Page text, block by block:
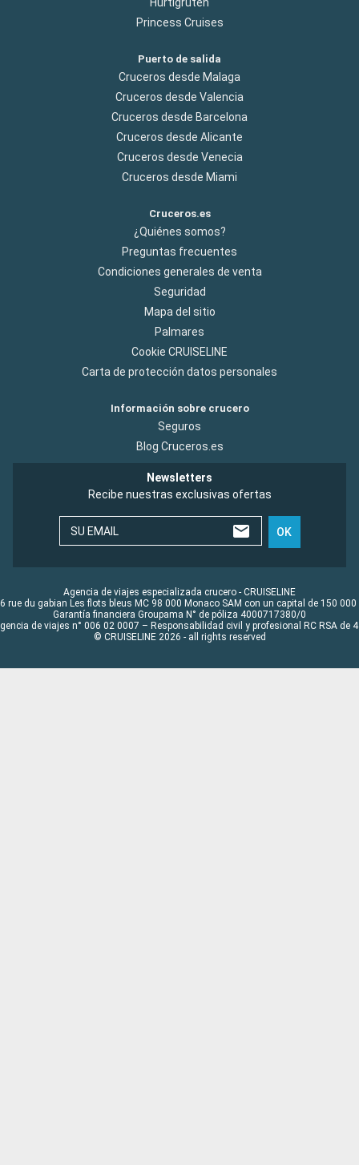
Princess Cruises
Puerto de salida
Cruceros desde Malaga
Cruceros desde Valencia
Cruceros desde Barcelona
Cruceros desde Alicante
Cruceros desde Venecia
Cruceros desde Miami
Cruceros.es
¿Quiénes somos?
Preguntas frecuentes
Condiciones generales de venta
Seguridad
Mapa del sitio
Palmares
Cookie CRUISELINE
Carta de protección datos personales
Información sobre crucero
Seguros
Blog Cruceros.es
Newsletters
Recibe nuestras exclusivas ofertas
SU EMAIL OK
Agencia de viajes especializada crucero - CRUISELINE
rue du gabian Les flots bleus MC 98 000 Monaco SAM con un capital de 150 000
Garantía financiera Groupama N° de póliza 4000717380/0
de viajes n° 006 02 0007 – Responsabilidad civil y profesional RC RSA de
© CRUISELINE 2026 - all rights reserved